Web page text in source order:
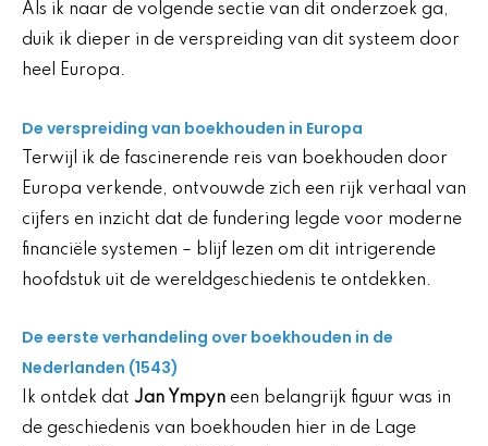
Als ik naar de volgende sectie van dit onderzoek ga,
duik ik dieper in de verspreiding van dit systeem door
heel Europa.
De verspreiding van boekhouden in Europa
Terwijl ik de fascinerende reis van boekhouden door
Europa verkende, ontvouwde zich een rijk verhaal van
cijfers en inzicht dat de fundering legde voor moderne
financiële systemen – blijf lezen om dit intrigerende
hoofdstuk uit de wereldgeschiedenis te ontdekken.
De eerste verhandeling over boekhouden in de
Nederlanden (1543)
Ik ontdek dat Jan Ympyn een belangrijk figuur was in
de geschiedenis van boekhouden hier in de Lage